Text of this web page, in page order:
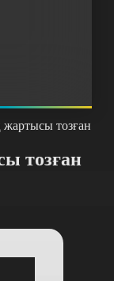
жартысы тозған
тозған